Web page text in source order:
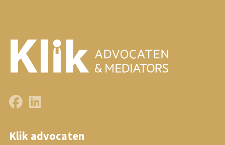
Klik advocaten